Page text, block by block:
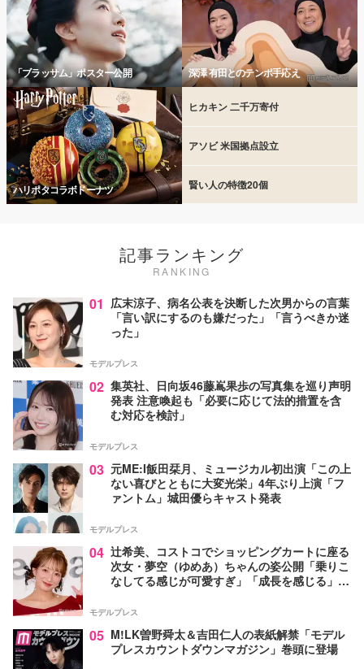
「ブラッサム」ポスター公開 深澤 有田とのテンポ手応え
ハリポタコラボドーナツ
ヒカキン 二千万寄付
アソビ 米国拠点設立
賢い人の特徴20個
記事ランキング
RANKING
01 広末涼子、病名公表を決断した次男からの言葉
「言い訳にするのも嫌だった」「言うべきか迷
った」
モデルプレス
02 集英社、日向坂46藤嶌果歩の写真集を巡り声明
発表 注意喚起も「必要に応じて法的措置を含
む対応を検討」
モデルプレス
03 元ME:I飯田栞月、ミュージカル初出演「この上
ない喜びとともに大変光栄」4年ぶり上演「フ
ァントム」城田優らキャスト発表
モデルプレス
04 辻希美、コストコでショッピングカートに座る
次女・夢空（ゆめあ）ちゃんの姿公開「乗りこ
なしてる感じが可愛すぎ」「成長を感じる」の
モデルプレス
05 M!LK曽野舜太＆吉田仁人の表紙解禁「モデル
プレスカウントダウンマガジン」巻頭に登場